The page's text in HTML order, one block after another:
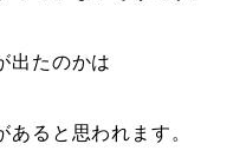
出たのかは
ると思われます。